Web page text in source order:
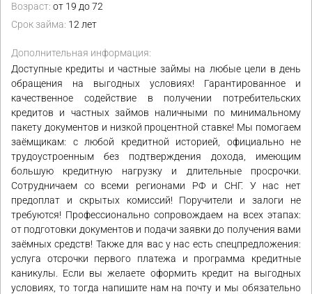
Возраст: от 19 до 72
Срок займа: 12 лет
Дополнительная информация:
Доступные кредиты и частные займы на любые цели в день
обращения на выгодных условиях! Гарантированное и
качественное содействие в получении потребительских
кредитов и частных займов наличными по минимальному
пакету документов и низкой процентной ставке! Мы помогаем
заёмщикам: с любой кредитной историей, официально не
трудоустроенным без подтверждения дохода, имеющим
большую кредитную нагрузку и длительные просрочки.
Сотрудничаем со всеми регионами РФ и СНГ. У нас нет
предоплат и скрытых комиссий! Поручители и залоги не
требуются! Профессионально сопровождаем на всех этапах:
от подготовки документов и подачи заявки до получения вами
заёмных средств! Также для вас у нас есть спецпредложения:
услуга отсрочки первого платежа и программа кредитные
каникулы. Если вы желаете оформить кредит на выгодных
условиях, то тогда напишите нам на почту и мы обязательно